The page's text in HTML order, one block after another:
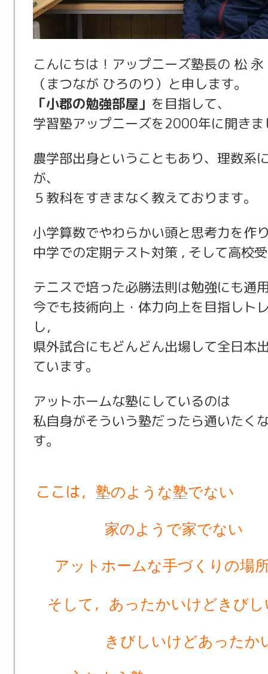
こんにちは！アップニーズ塾長の 松
（まつなが ひろのり）と申します。
「小郡の勉強部屋」 を目指して、
学習塾アップニーズを2000年に開きま
農学部出身ということもあり、理数系
が、
５教科をすきまなく教えております。
小学算数でやわらかい頭と思考力を作
中学での定期テスト対策 , そして高校
テニスで培った必勝法則は勉強にも通
今でも技術向上・体力向上を目指しト
し，
県外試合にもどんどん出場して全日本
ています。
アットホームな塾にしているのは
私自身がそういう塾だったら通いたく
す。
ここは， 塾のような塾でない
家のようで家でない
アットホームな手づくりの場
そして ， あったかいけどきびし
きびしいけどあったか